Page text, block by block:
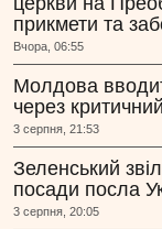
прикмети та
Вчора, 06:55
Молдова
через
3 серпня, 21:53
Зеленський
посади посла
3 серпня, 20:05